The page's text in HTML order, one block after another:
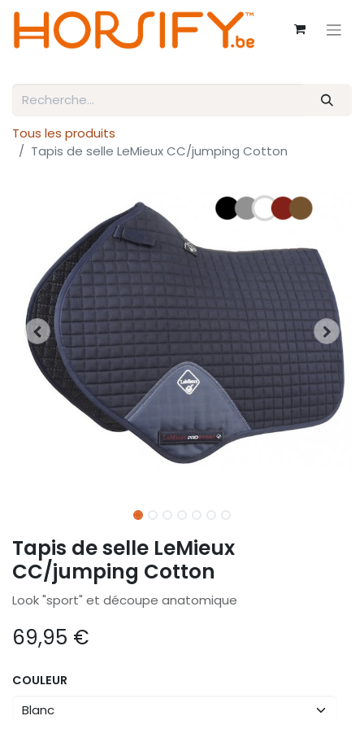
Tous les produits
Tapis de selle LeMieux CC/jumping Cotton
Tapis de selle LeMieux
CC/jumping Cotton
Look "sport" et découpe anatomique
69,95 €
COULEUR